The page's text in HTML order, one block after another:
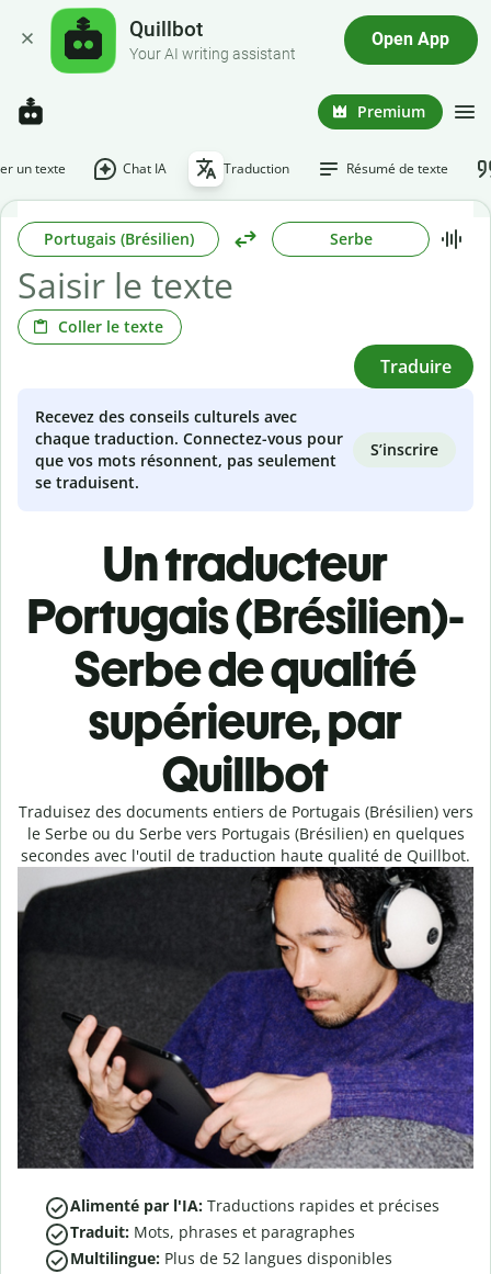
Quillbot
Your AI writing assistant
Open App
Premium
un texte Chat IA Traduction Résumé de texte
Portugais (Brésilien) Serbe
Coller le texte
Traduire
Recevez des conseils culturels avec
chaque traduction. Connectez-vous pour
que vos mots résonnent, pas seulement
se traduisent.
S’inscrire
Un traducteur
Portugais (Brésilien)-
Serbe de qualité
supérieure, par
Quillbot
Traduisez des documents entiers de Portugais (Brésilien) vers
le Serbe ou du Serbe vers Portugais (Brésilien) en quelques
secondes avec l'outil de traduction haute qualité de Quillbot.
Alimenté par l'IA: Traductions rapides et précises
Traduit: Mots, phrases et paragraphes
Multilingue: Plus de 52 langues disponibles